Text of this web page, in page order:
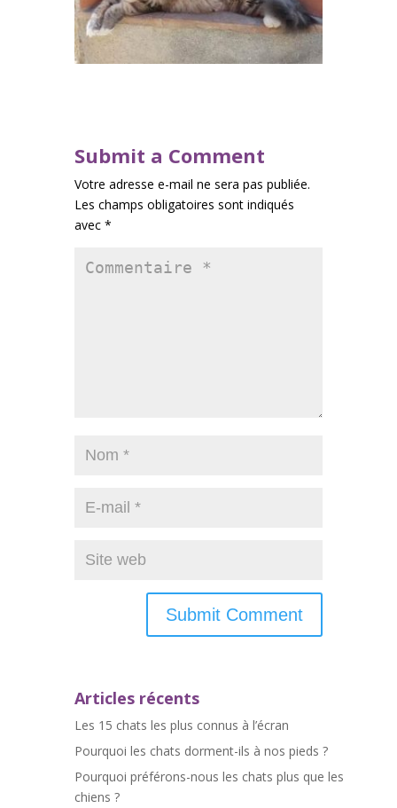
Submit a Comment
Votre adresse e-mail ne sera pas publiée.
Les champs obligatoires sont indiqués
avec *
Articles récents
Les 15 chats les plus connus à l’écran
Pourquoi les chats dorment-ils à nos pieds ?
Pourquoi préférons-nous les chats plus que les
chiens ?